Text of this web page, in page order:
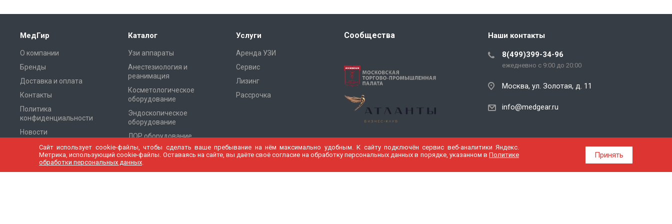
МедГир
О компании
Бренды
Доставка и оплата
Контакты
Политика
конфиденциальности
Новости
Cтатьи
Карта сайта
Каталог
Узи аппараты
Анестезиология и
реанимация
Косметологическое
оборудование
Эндоскопическое
оборудование
ЛОР оборудование
Оборудование для
Томографии
Хирургическое
Услуги
Аренда УЗИ
Сервис
Лизинг
Рассрочка
Сообщества Наши контакты
8(499)399-34-96
ежедневно с 9:00 до 20:00
Москва, ул. Золотая, д. 11
info@medgear.ru
Сайт использует cookie-файлы, чтобы сделать ваше пребывание на нём максимально удобным. К cайту подключён сервис веб-аналитики Яндекс.
Метрика, использующий cookie-файлы. Оставаясь на сайте, вы даёте своё согласие на обработку персональных данных в порядке, указанном в Политике
обработки персональных данных.
Принять